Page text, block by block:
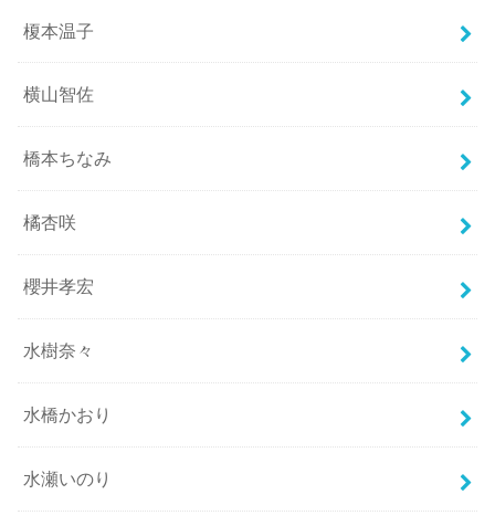
榎本温子
横山智佐
橋本ちなみ
橘杏咲
櫻井孝宏
水樹奈々
水橋かおり
水瀬いのり